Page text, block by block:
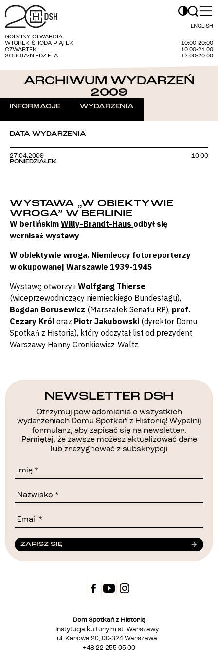
ENGLISH
GODZINY OTWARCIA:
WTOREK-ŚRODA-PIĄTEK
10:00-20:00
CZWARTEK
10:00-21:00
SOBOTA-NIEDZIELA
12:00-20:00
ARCHIWUM WYDARZEŃ
2009
INFORMACJE WYDARZENIA
DATA WYDARZENIA
27.04.2009
PONIEDZIAŁEK
10:00
WYSTAWA „W OBIEKTYWIE
WROGA” W BERLINIE
W berlińskim Willy-Brandt-Haus odbył się
wernisaż wystawy
W obiektywie wroga. Niemieccy fotoreporterzy
w okupowanej Warszawie 1939-1945
Wystawę otworzyli Wolfgang Thierse
(wiceprzewodniczący niemieckiego Bundestagu),
Bogdan Borusewicz (Marszałek Senatu RP), prof.
Cezary Król oraz Piotr Jakubowski (dyrektor Domu
Spotkań z Historią), który odczytał list od prezydent
Warszawy Hanny Gronkiewicz-Waltz.
NEWSLETTER DSH
Otrzymuj powiadomienia o wszystkich
wydarzeniach Domu Spotkań z Historią! Wypełnij
formularz, aby zapisać się na newsletter.
Pamiętaj, że zawsze możesz aktualizować dane
lub zrezygnować z subskrypcji
ZAPISZ SIĘ
Dom Spotkań z Historią
Instytucja kultury m.st. Warszawy
ul. Karowa 20, 00-324 Warszawa
+48 22 255 05 00